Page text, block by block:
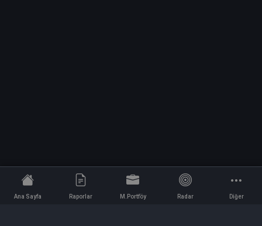
Ana Sayfa Raporlar M.Portföy Radar Diğer